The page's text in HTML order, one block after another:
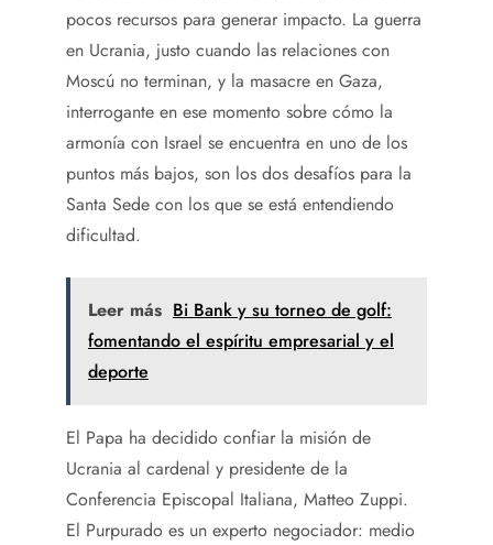
pocos recursos para generar impacto. La guerra
en Ucrania, justo cuando las relaciones con
Moscú no terminan, y la masacre en Gaza,
interrogante en ese momento sobre cómo la
armonía con Israel se encuentra en uno de los
puntos más bajos, son los dos desafíos para la
Santa Sede con los que se está entendiendo
dificultad.
Leer más Bi Bank y su torneo de golf:
fomentando el espíritu empresarial y el
deporte
El Papa ha decidido confiar la misión de
Ucrania al cardenal y presidente de la
Conferencia Episcopal Italiana, Matteo Zuppi.
El Purpurado es un experto negociador: medio